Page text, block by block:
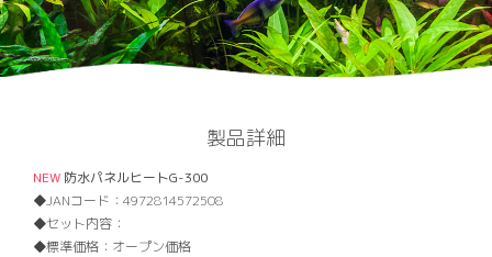
製品詳細
NEW 防水パネルヒートG-300
JANコード： 4972814572508
セット内容：
標準価格： オープン価格